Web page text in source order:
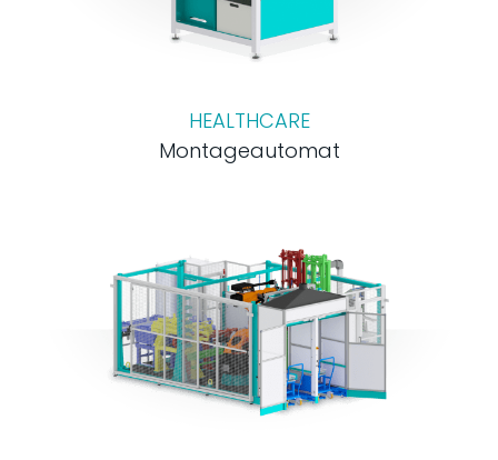
HEALTHCARE
Montageautomat